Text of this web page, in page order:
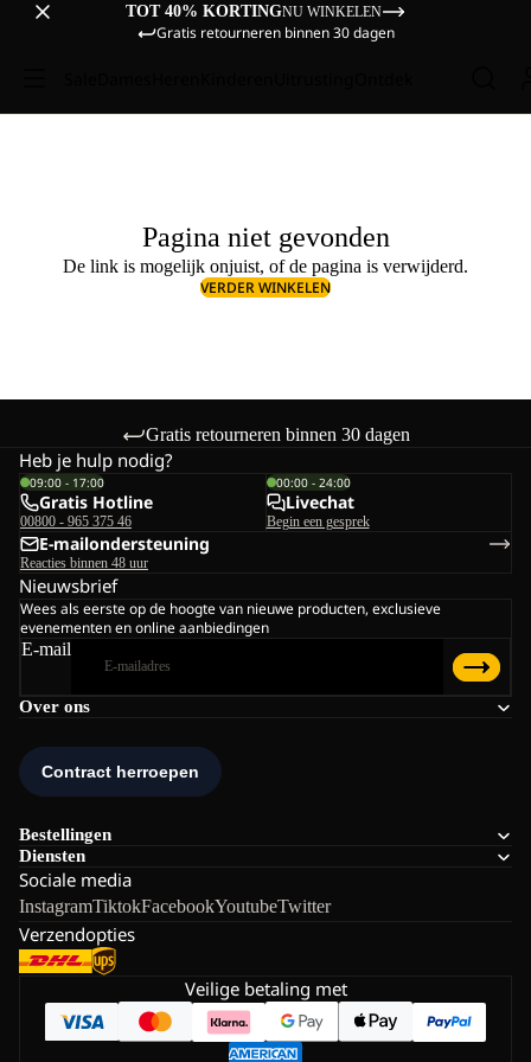
TOT 40% KORTINGNU WINKELEN
Gratis retourneren binnen 30 dagen
Pagina niet gevonden
De link is mogelijk onjuist, of de pagina is verwijderd.
VERDER WINKELEN
Gratis retourneren binnen 30 dagen
Over ons
Bestellingen
Diensten
Sociale media
InstagramTiktokFacebookYoutubeTwitter
Verzendopties
Heb je hulp nodig?
09:00 - 17:00
Gratis Hotline
00800 - 965 375 46
00:00 - 24:00
Livechat
Begin een gesprek
E-mailondersteuning
Reacties binnen 48 uur
Nieuwsbrief
Wees als eerste op de hoogte van nieuwe producten, exclusieve
evenementen en online aanbiedingen
E-mail
Veilige betaling met